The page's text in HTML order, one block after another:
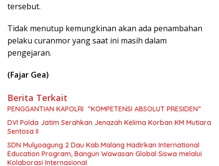
tersebut.
Tidak menutup kemungkinan akan ada penambahan
pelaku curanmor yang saat ini masih dalam
pengejaran.
(Fajar Gea)
Berita Terkait
PENGGANTIAN KAPOLRI “KOMPETENSI ABSOLUT PRESIDEN”
DVI Polda Jatim Serahkan Jenazah Kelima Korban KM Mutiara
Sentosa II
SDN Mulyoagung 2 Dau Kab.Malang Hadirkan International
Education Program, Bangun Wawasan Global Siswa melalui
Kolaborasi Internasional